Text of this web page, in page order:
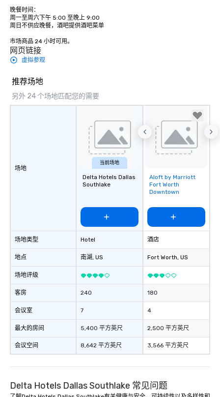
晚餐时间：
周一至周六下午 5:00 至晚上 9:00
周日不供应晚餐，酒吧提供酒吧菜单
市场商品 24 小时可用。
网页链接
虚拟参观
推荐场地
另外 24 个场地匹配您的需要
场地
场地类型
地点
场地评级
客房
会议室
最大的房间
会议空间
当前场地
Delta Hotels Dallas
Southlake
Hotel
南湖, US
240
7
5,400 平方英尺
8,642 平方英尺
Removed from
favorites
Aloft by Marriott
Fort Worth
Downtown
酒店
Fort Worth, US
180
4
2,500 平方英尺
3,566 平方英尺
Delta Hotels Dallas Southlake 常见问题